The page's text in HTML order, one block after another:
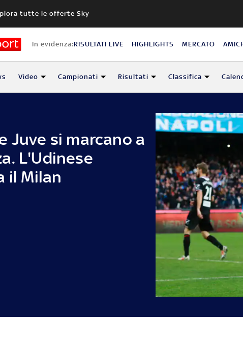
tutte le offerte Sky
In evidenza:RISULTATI LIVE HIGHLIGHTS MERCATO
Video Campionati Risultati Classifica
Juve si marcano a
L'Udinese
il Milan